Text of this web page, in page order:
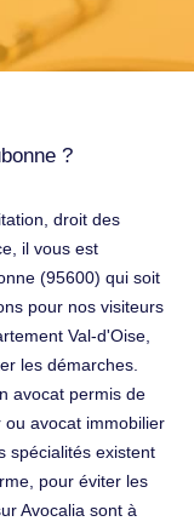
?
droit des
il vous est
(95600) qui soit
pour nos visiteurs
Val-d'Oise,
les démarches.
avocat permis de
avocat immobilier
spécialités existent
pour éviter les
Avocalia sont à